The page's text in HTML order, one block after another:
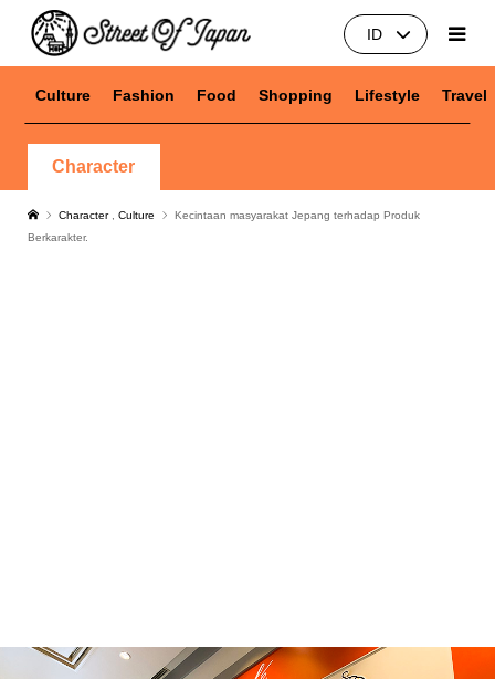
ID
Culture Fashion Food Shopping Lifestyle Travel
Character
Character Culture
Kecintaan masyarakat Jepang terhadap Produk
Berkarakter.